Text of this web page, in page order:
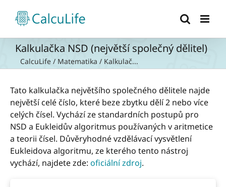
obsah
Kalkulačka NSD (největší společný dělitel)
CalcuLife / Matematika / Kalkulač...
Tato kalkulačka největšího společného dělitele najde
největší celé číslo, které beze zbytku dělí 2 nebo více
celých čísel. Vychází ze standardních postupů pro
NSD a Eukleidův algoritmus používaných v aritmetice
a teorii čísel. Důvěryhodné vzdělávací vysvětlení
Eukleidova algoritmu, ze kterého tento nástroj
vychází, najdete zde: oficiální zdroj.